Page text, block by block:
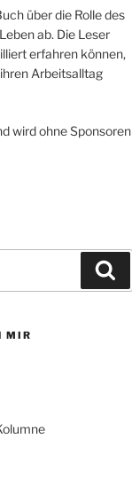
über die Rolle des
ab. Die Leser
erfahren können,
Arbeitsalltag
wird ohne Sponsoren
MIR